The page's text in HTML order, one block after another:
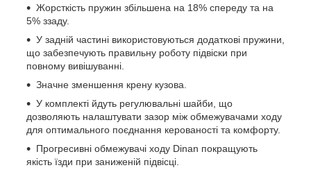
Жорсткість пружин збільшена на 18% спереду та на
5% ззаду.
У задній частині використовуються додаткові пружини,
що забезпечують правильну роботу підвіски при
повному вивішуванні.
Значне зменшення крену кузова.
У комплекті йдуть регулювальні шайби, що
дозволяють налаштувати зазор між обмежувачами ходу
для оптимального поєднання керованості та комфорту.
Прогресивні обмежувачі ходу Dinan покращують
якість їзди при заниженій підвісці.